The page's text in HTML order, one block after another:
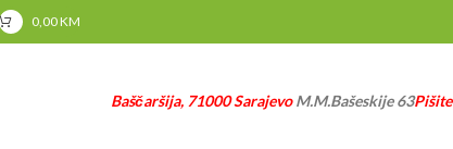
0,00KM
Baščaršija, 71000 SarajevoM.M.Bašeskije 63